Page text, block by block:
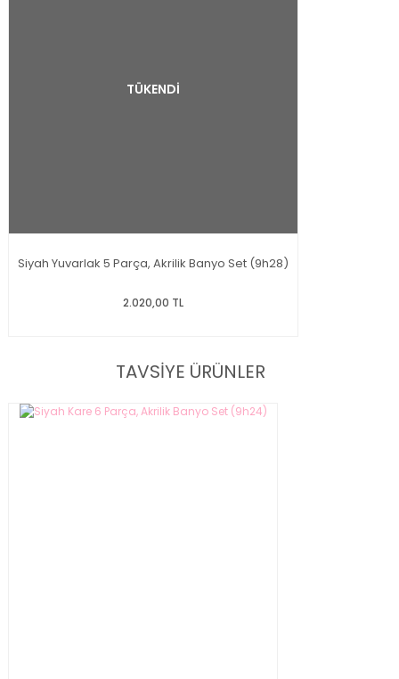
TÜKENDİ
Siyah Yuvarlak 5 Parça, Akrilik Banyo Set (9h28)
2.020,00 TL
TAVSİYE ÜRÜNLER